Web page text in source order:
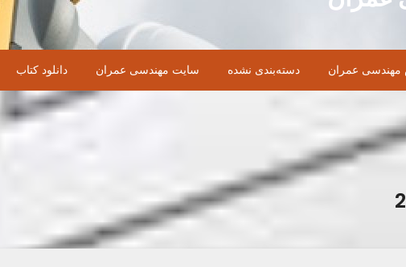
عمران دسته‌بندی نشده سایت مهندسی عمران دانلود کتاب